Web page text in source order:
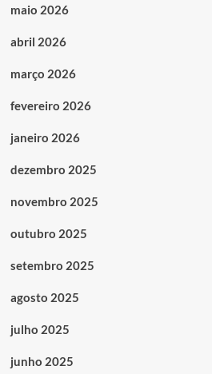
maio 2026
abril 2026
março 2026
fevereiro 2026
janeiro 2026
dezembro 2025
novembro 2025
outubro 2025
setembro 2025
agosto 2025
julho 2025
junho 2025